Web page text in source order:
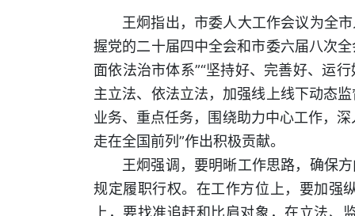
王炯指出，市委人大工作会议为全
握党的二十届四中全会和市委六届八次
面依法治市体系”“坚持好、完善好、运
主立法、依法立法，加强线上线下动态
业务、重点任务，围绕助力中心工作，
走在全国前列”作出积极贡献。
王炯强调，要明晰工作思路，确保
规定履职行权。在工作方位上，要加强
上，要找准追赶和比肩对象，在立法